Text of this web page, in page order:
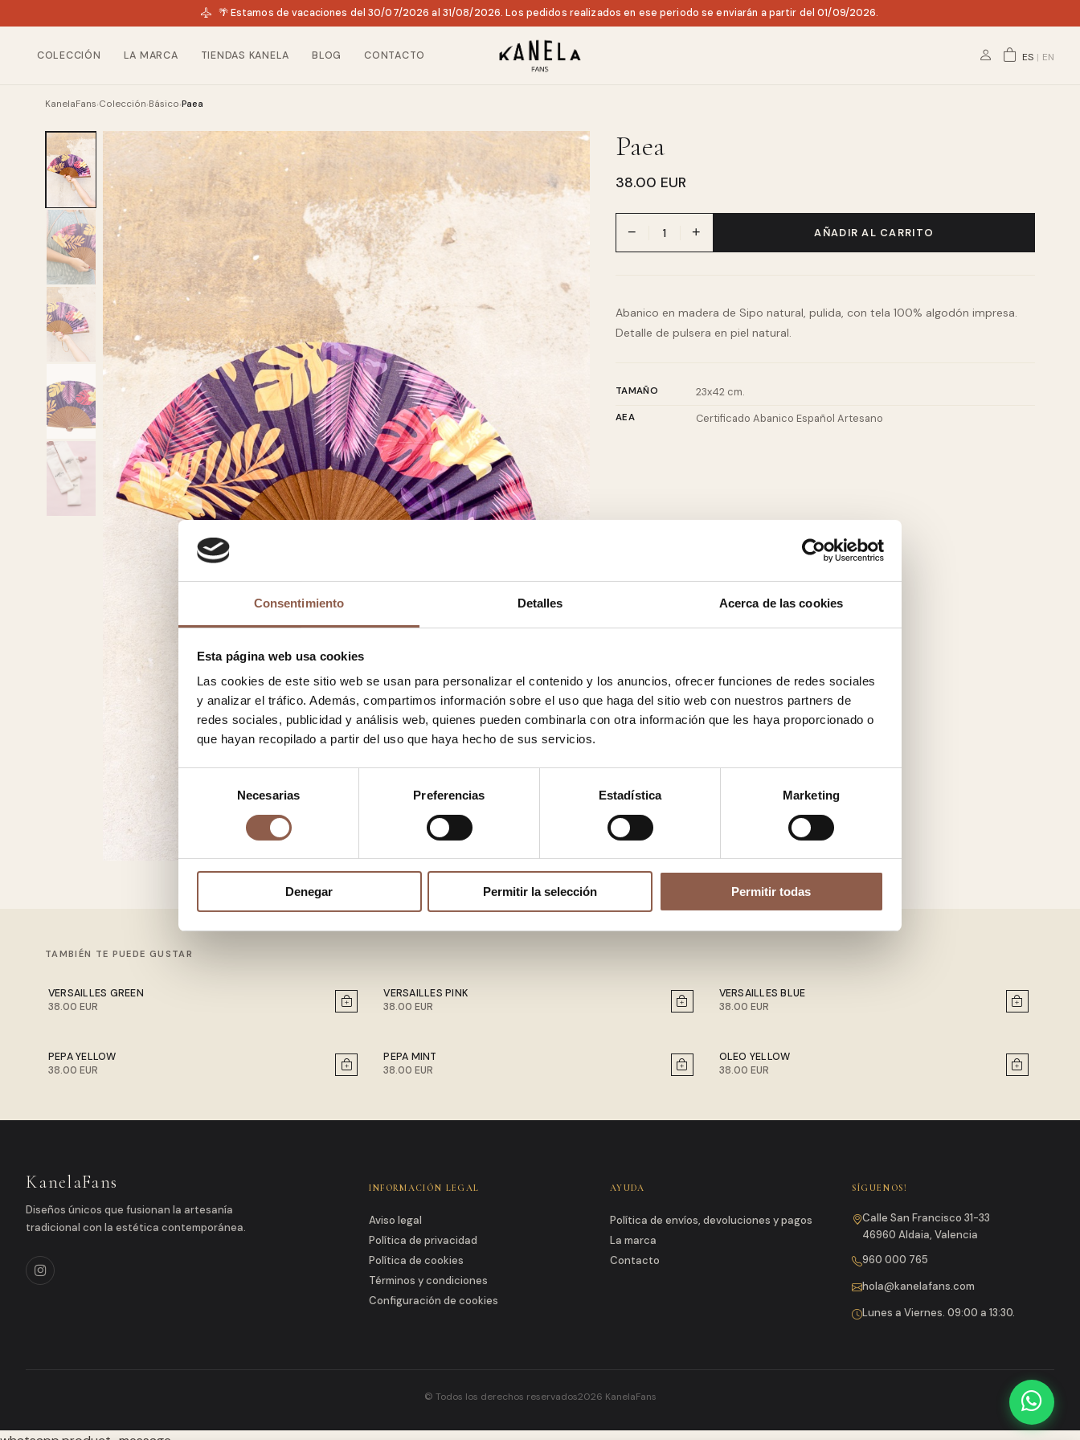
Consentimiento Detalles Acerca de las cookies
Esta página web usa cookies
Las cookies de este sitio web se usan para personalizar el contenido y los anuncios, ofrecer funciones de redes sociales
y analizar el tráfico. Además, compartimos información sobre el uso que haga del sitio web con nuestros partners de
redes sociales, publicidad y análisis web, quienes pueden combinarla con otra información que les haya proporcionado o
que hayan recopilado a partir del uso que haya hecho de sus servicios.
consentimiento
Necesarias Preferencias Estadística Marketing
Denegar Permitir la selección Permitir todas
🌴 Estamos de vacaciones del 30/07/2026 al 31/08/2026. Los pedidos realizados en ese periodo se enviarán a partir del 01/09/2026.
COLECCIÓN LA MARCA TIENDAS KANELA BLOG CONTACTO ES | EN
KanelaFans›Colección›Básico›Paea
Paea
38.00 EUR
− + AÑADIR AL CARRITO
Abanico en madera de Sipo natural, pulida, con tela 100% algodón impresa.
Detalle de pulsera en piel natural.
TAMAÑO 23x42 cm.
AEA Certificado Abanico Español Artesano
TAMBIÉN TE PUEDE GUSTAR
VERSAILLES GREEN
38.00 EUR
VERSAILLES PINK
38.00 EUR
VERSAILLES BLUE
38.00 EUR
PEPA YELLOW
38.00 EUR
PEPA MINT
38.00 EUR
OLEO YELLOW
38.00 EUR
KanelaFans
Diseños únicos que fusionan la artesanía
tradicional con la estética contemporánea.
INFORMACIÓN LEGAL
Aviso legal
Política de privacidad
Política de cookies
Términos y condiciones
Configuración de cookies
AYUDA
Política de envíos, devoluciones y pagos
La marca
Contacto
SÍGUENOS!
Calle San Francisco 31-33
46960 Aldaia, Valencia
960 000 765
hola@kanelafans.com
Lunes a Viernes. 09:00 a 13:30.
© Todos los derechos reservados2026 KanelaFans